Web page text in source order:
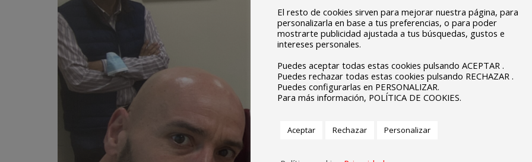
El resto de cookies sirven para mejorar nuestra página, para
personalizarla en base a tus preferencias, o para poder
mostrarte publicidad ajustada a tus búsquedas, gustos e
intereses personales.
Puedes aceptar todas estas cookies pulsando ACEPTAR .
Puedes rechazar todas estas cookies pulsando RECHAZAR .
Puedes configurarlas en PERSONALIZAR.
Para más información, POLÍTICA DE COOKIES.
Aceptar Rechazar Personalizar